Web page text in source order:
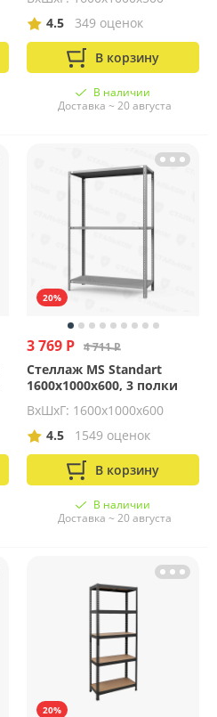
4.5
349 оценок
В корзину
В наличии
Доставка ~ 20 августа
20%
3 769 Р 4 711 Р
Стеллаж MS Standart
1600х1000х600, 3 полки
ВхШхГ: 1600x1000x600
4.5
1549 оценок
В корзину
В наличии
Доставка ~ 20 августа
20%